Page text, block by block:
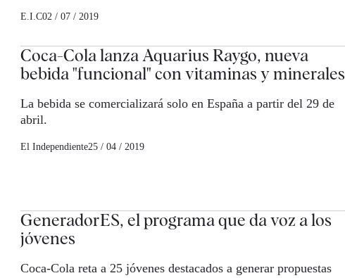
E.I.C02 / 07 / 2019
Coca-Cola lanza Aquarius Raygo, nueva
bebida "funcional" con vitaminas y minerales
La bebida se comercializará solo en España a partir del 29 de
abril.
El Independiente25 / 04 / 2019
GeneradorES, el programa que da voz a los
jóvenes
Coca-Cola reta a 25 jóvenes destacados a generar propuestas